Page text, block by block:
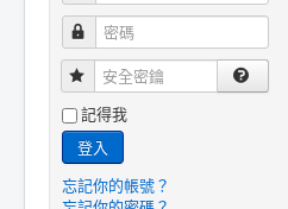
密碼
安全密鑰
記得我
登入
忘記你的帳號？